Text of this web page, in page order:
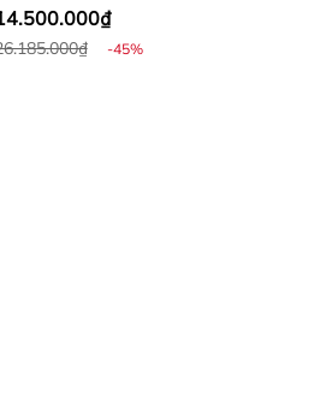
dùng lâu dài.
-45%